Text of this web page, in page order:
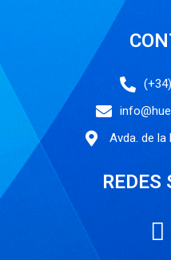
Avda. de la
REDES